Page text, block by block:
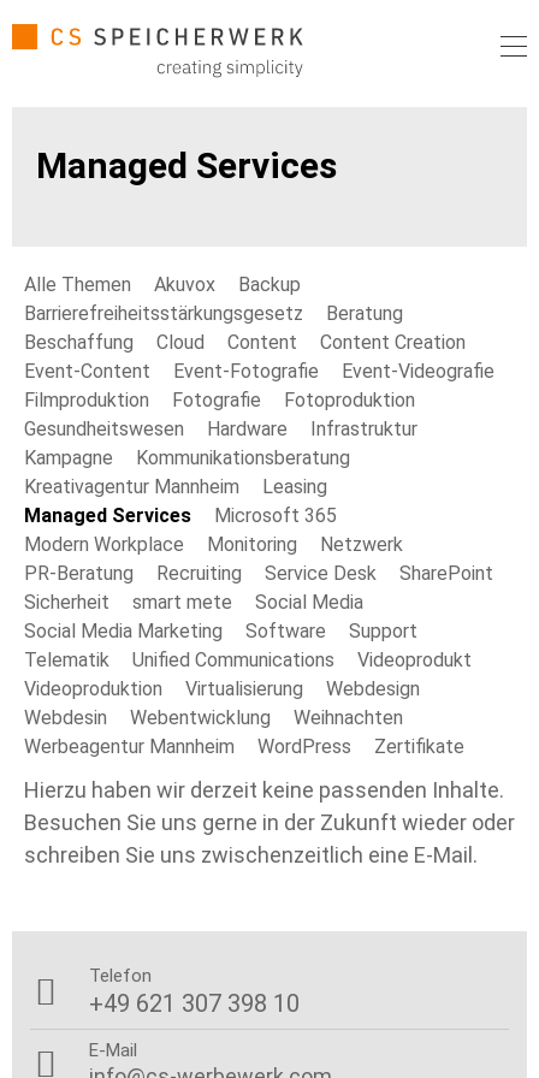
Managed Services
Alle Themen Akuvox
Backup
Barrierefreiheitsstärkungsgesetz
Beratung
Beschaffung
Cloud Content
Content Creation
Event-Content
Event-Fotografie
Event-Videografie
Filmproduktion
Fotografie
Fotoproduktion
Gesundheitswesen
Hardware
Infrastruktur
Kampagne
Kommunikationsberatung
Kreativagentur Mannheim
Leasing
Managed Services
Microsoft 365
Modern Workplace
Monitoring
Netzwerk
PR-Beratung
Recruiting Service Desk
SharePoint
Sicherheit
smart mete
Social Media
Social Media Marketing
Software
Support
Telematik
Unified Communications
Videoprodukt
Videoproduktion
Virtualisierung
Webdesign
Webdesin
Webentwicklung
Weihnachten
Werbeagentur Mannheim
WordPress Zertifikate
Hierzu haben wir derzeit keine passenden Inhalte.
Besuchen Sie uns gerne in der Zukunft wieder oder
schreiben Sie uns zwischenzeitlich eine E-Mail.
 Telefon
+49 621 307 398 10
 E-Mail